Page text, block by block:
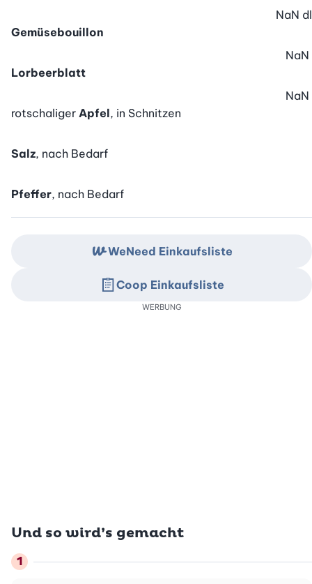
Gemüsebouillon
NaN dl
Lorbeerblatt
NaN
rotschaliger Apfel, in Schnitzen
NaN
Salz, nach Bedarf
Pfeffer, nach Bedarf
Und so wird’s gemacht
WeNeed Einkaufsliste
Coop Einkaufsliste
WERBUNG